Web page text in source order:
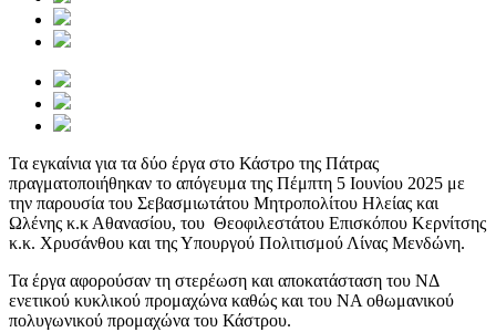
Τα εγκαίνια για τα δύο έργα στο Κάστρο της Πάτρας
πραγματοποιήθηκαν το απόγευμα της Πέμπτη 5 Ιουνίου 2025 με
την παρουσία του Σεβασμιωτάτου Μητροπολίτου Ηλείας και
Ωλένης κ.κ Αθανασίου, του Θεοφιλεστάτου Επισκόπου Κερνίτσης
κ.κ. Χρυσάνθου και της Υπουργού Πολιτισμού Λίνας Μενδώνη.
Τα έργα αφορούσαν τη στερέωση και αποκατάσταση του ΝΔ
ενετικού κυκλικού προμαχώνα καθώς και του ΝΑ οθωμανικού
πολυγωνικού προμαχώνα του Κάστρου.